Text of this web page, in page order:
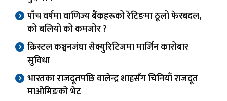
पाँच वर्षमा वाणिज्य बैंकहरूको रेटिङमा ठूलो फेरबदल,
को बलियो को कमजोर ?
क्रिस्टल कञ्चनजंघा सेक्युरिटिजमा मार्जिन कारोबार
सुविधा
भारतका राजदूतपछि वालेन्द्र शाहसँग चिनियाँ राजदूत
माओमिङको भेट